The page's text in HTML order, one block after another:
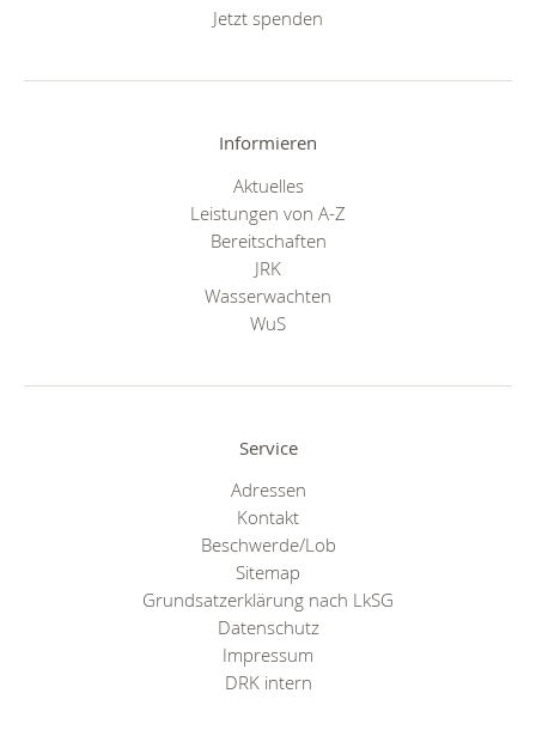
Jetzt spenden
Informieren
Aktuelles
Leistungen von A-Z
Bereitschaften
JRK
Wasserwachten
WuS
Service
Adressen
Kontakt
Beschwerde/Lob
Sitemap
Grundsatzerklärung nach LkSG
Datenschutz
Impressum
DRK intern